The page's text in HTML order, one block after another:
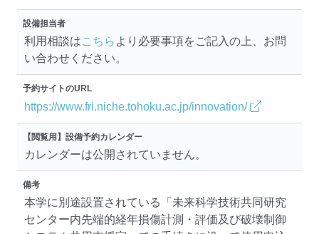
設備担当者
利用相談はこちら より必要事項をご記入の上、お問
い合わせください。
予約サイトのURL
https://www.fri.niche.tohoku.ac.jp/innovation/
【閲覧用】設備予約カレンダー
カレンダーは公開されていません。
備考
本学に別途設置されている「未来科学技術共同研究
センター内先端的経年損傷計測・評価及び破壊制御